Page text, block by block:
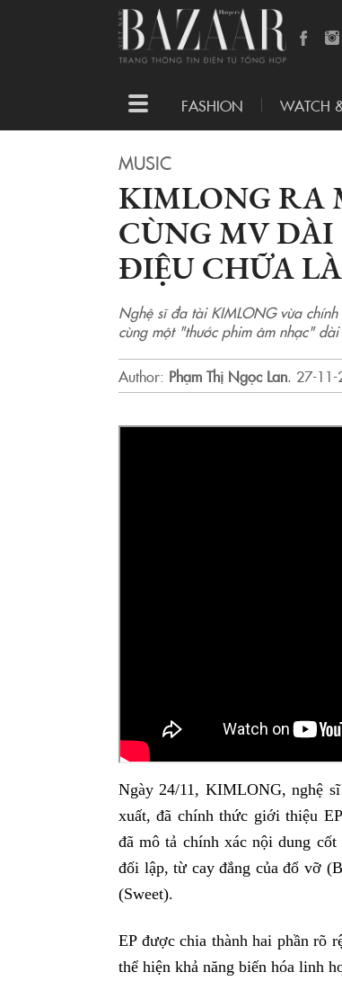
Toggle
navigation
FASHION WATCH
MUSIC
KIMLONG RA
CÙNG MV DÀI
ĐIỆU CHỮA
Nghệ sĩ đa tài KIMLONG vừa
cùng một "thước phim âm nhạc"
Author: Phạm Thị Ngọc Lan. 27-11-
Ngày 24/11, KIMLONG, nghệ
xuất, đã chính thức giới thiệu
đã mô tả chính xác nội dung
đối lập, từ cay đắng của đổ vỡ
(Sweet).
EP được chia thành hai phần rõ
thể hiện khả năng biến hóa linh